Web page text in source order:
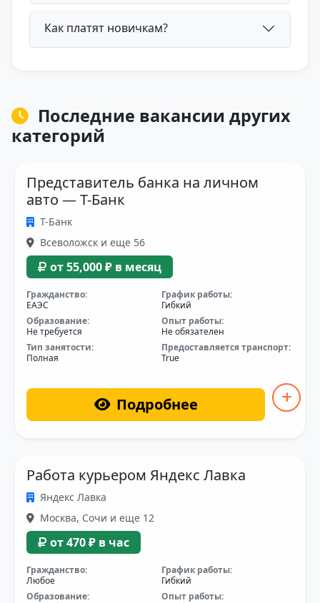
Как платят новичкам?
Последние вакансии других
категорий
Представитель банка на личном
авто — Т-Банк
Т-Банк
Всеволожск и еще 56
от 55,000 ₽ в месяц
Гражданство:
ЕАЭС
График работы:
Гибкий
Образование:
Не требуется
Опыт работы:
Не обязателен
Тип занятости:
Полная
Предоставляется транспорт:
True
Подробнее
Работа курьером Яндекс Лавка
Яндекс Лавка
Москва, Сочи и еще 12
от 470 ₽ в час
Гражданство:
Любое
График работы:
Гибкий
Образование:
Опыт работы: